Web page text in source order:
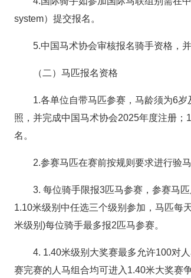
system）提交报名。
5.中国马术协会审核报名骑手资格，
（二）马匹报名资格
1.各单位自带马匹参赛，马龄须为6
照，并完成中国马术协会2025年度注册
名。
2.参赛马匹在赛前按规则要求进行验
3. 每位骑手限报3匹马参赛，参赛马
1.10米级别中任选三个级别参加，马匹每
米级别)每位骑手最多报2匹马参赛。
4. 1.40米级别大奖赛最多允许100对
赛完赛的人马组合均可进入1.40米大奖赛